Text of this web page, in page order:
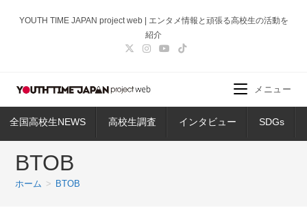
ス
ッ
YOUTH TIME JAPAN project web | エンタメ情報と頑張る高校生の活動を
紹介
全国高校生NEWS 高校生調査 インタビュー SDGs
メニュー
BTOB
ホーム > BTOB